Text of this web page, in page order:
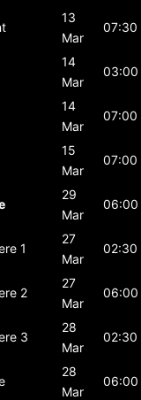
13
Mar
07:30
14
Mar
03:00
14
Mar
07:00
15
Mar
07:00
29
Mar
06:00
1
27
Mar
02:30
2
27
Mar
06:00
3
28
Mar
02:30
28
Mar
06:00